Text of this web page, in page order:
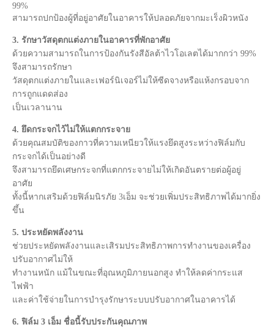
99%
สามารถปกป้องผู้ที่อยู่อาศัยในอาคารให้ปลอดภัยจากมะเร็งผิวหนัง
3. รักษาวัสดุตกแต่งภายในอาคารที่พักอาศัย
ด้วยความสามารถในการป้องกันรังสีอัลต้าไวโอเลตได้มากกว่า 99%
จึงสามารถรักษา
วัสดุตกแต่งภายในและเฟอร์นิเจอร์ไม่ให้ซีดจางหรือแห้งกรอบจาก
การถูกแดดส่อง
เป็นเวลานาน
4. ยึดกระจกไว้ไม่ให้แตกกระจาย
ด้วยคุณสมบัติของกาวที่ความเหนียวให้แรงยึดสูงระหว่างฟิล์มกับ
กระจกได้เป็นอย่างดี
จึงสามารถยึดเศษกระจกที่แตกกระจายไม่ให้เกิดอันตรายต่อผู้อยู่
อาศัย
ทั้งนี้หากเสริมด้วยฟิล์มนิรภัย 3เอ็ม จะช่วยเพิ่มประสิทธิภาพได้มากยิ่ง
ขึ้น
5. ประหยัดพลังงาน
ช่วยประหยัดพลังงานและเสิรมประสิทธิภาพการทำงานของเครื่อง
ปรับอากาศไม่ให้
ทำงานหนัก แม้ในขณะที่อุณหภูมิภายนอกสูง ทำให้ลดค่ากระแส
ไฟฟ้า
และค่าใช้จ่ายในการบำรุงรักษาระบบปรับอากาศในอาคารได้
6. ฟิล์ม 3 เอ็ม ชื่อนี้รับประกันคุณภาพ